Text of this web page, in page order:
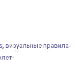
, визуальные правила-